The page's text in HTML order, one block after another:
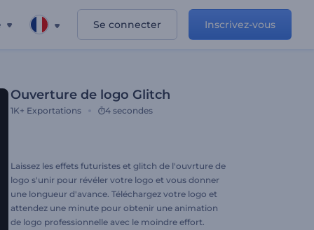
Se connecter Inscrivez-vous
Ouverture de logo Glitch
1K+ Exportations 4 secondes
Laissez les effets futuristes et glitch de l'ouvrture de
logo s'unir pour révéler votre logo et vous donner
une longueur d'avance. Téléchargez votre logo et
attendez une minute pour obtenir une animation
de logo professionnelle avec le moindre effort.